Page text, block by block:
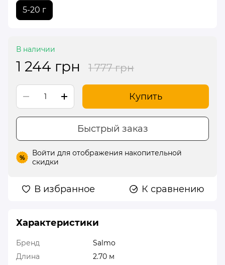
5-20 г
В наличии
1 244 грн 1 777 грн
Купить
Быстрый заказ
% Войти для отображения накопительной
скидки
В избранное К сравнению
Характеристики
Бренд
Salmo
Длина
2.70 м